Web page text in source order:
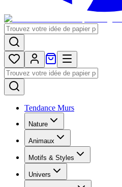
Tendance Murs
Nature
Animaux
Motifs & Styles
Univers